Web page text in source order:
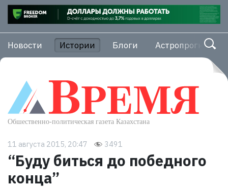
Новости Истории Блоги Астропрогноз
11 августа 2015, 20:47 3491
“Буду биться до победного
конца”